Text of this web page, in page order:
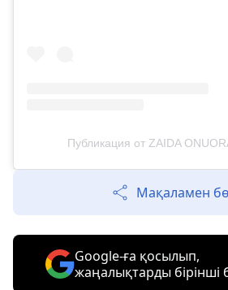
Публикация от ZAIDA
Мақаламен
Google-ға қосылып,
жаңалықтарды